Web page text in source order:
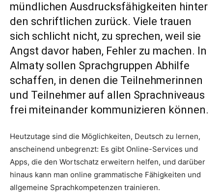
mündlichen Ausdrucksfähigkeiten hinter
den schriftlichen zurück. Viele trauen
sich schlicht nicht, zu sprechen, weil sie
Angst davor haben, Fehler zu machen. In
Almaty sollen Sprachgruppen Abhilfe
schaffen, in denen die Teilnehmerinnen
und Teilnehmer auf allen Sprachniveaus
frei miteinander kommunizieren können.
Heutzutage sind die Möglichkeiten, Deutsch zu lernen,
anscheinend unbegrenzt: Es gibt Online-Services und
Apps, die den Wortschatz erweitern helfen, und darüber
hinaus kann man online grammatische Fähigkeiten und
allgemeine Sprachkompetenzen trainieren.